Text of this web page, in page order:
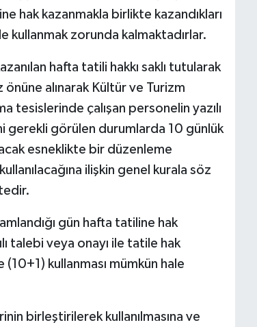
hak kazanmakla birlikte kazandıkları
kullanmak zorunda kalmaktadırlar.
hafta tatili hakkı saklı tutularak
alınarak Kültür ve Turizm
tesislerinde çalışan personelin yazılı
gerekli görülen durumlarda 10 günlük
esneklikte bir düzenleme
ilişkin genel kurala söz
gün hafta tatiline hak
talebi veya onayı ile tatile hak
kullanması mümkün hale
birleştirilerek kullanılmasına ve